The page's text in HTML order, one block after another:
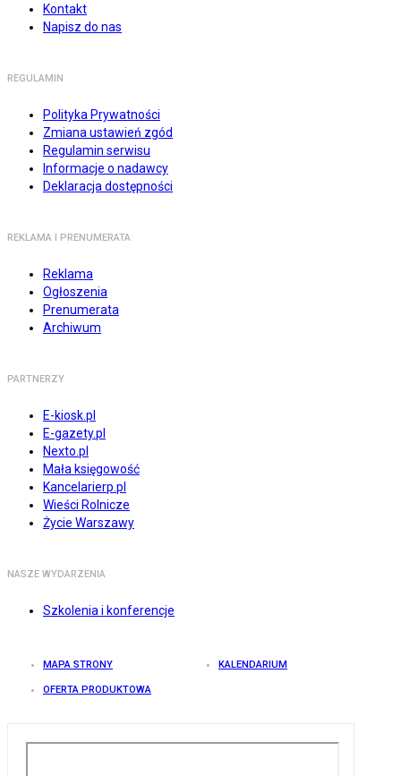
Kontakt
Napisz do nas
REGULAMIN
Polityka Prywatności
Zmiana ustawień zgód
Regulamin serwisu
Informacje o nadawcy
Deklaracja dostępności
REKLAMA I PRENUMERATA
Reklama
Ogłoszenia
Prenumerata
Archiwum
PARTNERZY
E-kiosk.pl
E-gazety.pl
Nexto.pl
Mała księgowość
Kancelarierp.pl
Wieści Rolnicze
Życie Warszawy
NASZE WYDARZENIA
Szkolenia i konferencje
MAPA STRONY KALENDARIUM
OFERTA PRODUKTOWA